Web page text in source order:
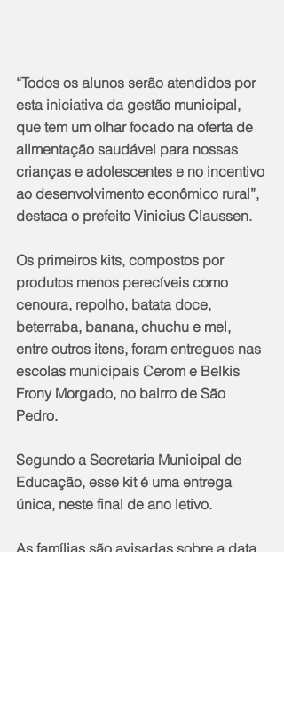
“Todos os alunos serão atendidos por
esta iniciativa da gestão municipal,
que tem um olhar focado na oferta de
alimentação saudável para nossas
crianças e adolescentes e no incentivo
ao desenvolvimento econômico rural”,
destaca o prefeito Vinicius Claussen.
Os primeiros kits, compostos por
produtos menos perecíveis como
cenoura, repolho, batata doce,
beterraba, banana, chuchu e mel,
entre outros itens, foram entregues nas
escolas municipais Cerom e Belkis
Frony Morgado, no bairro de São
Pedro.
Segundo a Secretaria Municipal de
Educação, esse kit é uma entrega
única, neste final de ano letivo.
As famílias são avisadas sobre a data